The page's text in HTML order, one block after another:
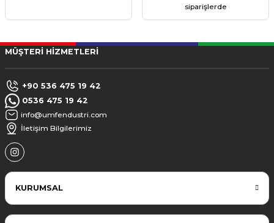
siparişlerde
MÜŞTERİ HİZMETLERİ
+90 536 475 19 42
0536 475 19 42
info@umfendustri.com
İletişim Bilgilerimiz
KURUMSAL